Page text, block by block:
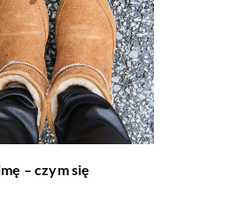
– czym się